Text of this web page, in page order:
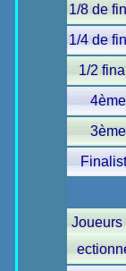
1/8 de
1/4 de
1/2
4ème
3ème
Joueurs